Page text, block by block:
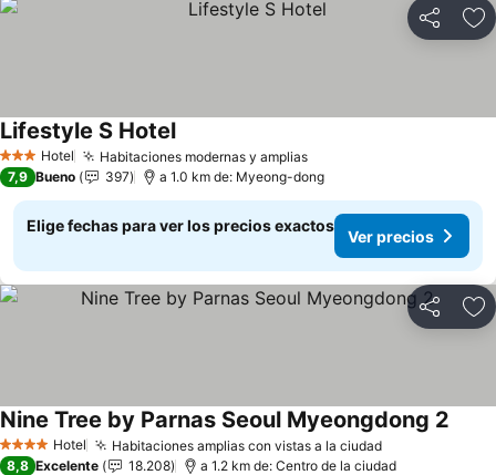
Compartir
3 Estrellas
Hotel Habitaciones modernas y amplias
Lifestyle S Hotel
7,9 Bueno 397 a 1.0 km de: Myeong-dong
Elige fechas para ver los precios exactos
Ver precios
Compartir
4 EstrellasHotel Habitaciones amplias con vistas a la ciudad
Nine Tree by Parnas Seoul Myeongdong 2
8,8 Excelente 18.208 a 1.2 km de: Centro de la ciudad